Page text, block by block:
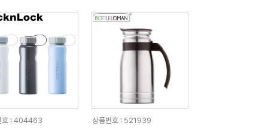
호 : 404463
상품번호 : 521939